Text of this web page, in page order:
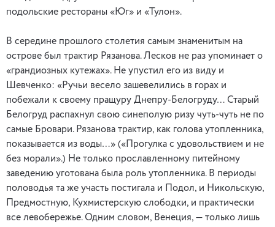
подольские рестораны «Юг» и «Тулон».
В середине прошлого столетия самым знаменитым на
острове был трактир Рязанова. Лесков не раз упоминает о
«грандиозных кутежах». Не упустил его из виду и
Шевченко: «Ручьи весело зашевелились в горах и
побежали к своему пращуру Днепру-Белогруду… Старый
Белогруд распахнул свою синеполую ризу чуть-чуть не по
самые Бровари. Рязанова трактир, как голова утопленника,
показывается из воды…» («Прогулка с удовольствием и не
без морали».) Не только прославленному питейному
заведению уготована была роль утопленника. В периоды
половодья та же участь постигала и Подол, и Никольскую,
Предмостную, Кухмистерскую слободки, и практически
все левобережье. Одним словом, Венеция, — только лишь